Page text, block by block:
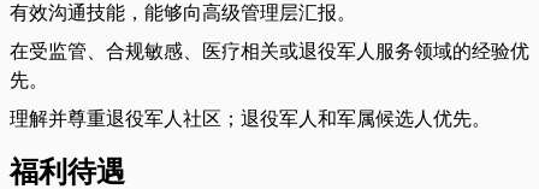
有效沟通技能，能够向高级管理层汇报。
在受监管、合规敏感、医疗相关或退役军人服务领域的经验优
先。
理解并尊重退役军人社区；退役军人和军属候选人优先。
福利待遇